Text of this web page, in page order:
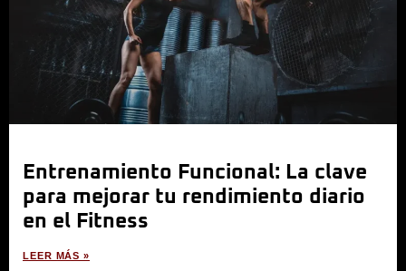
Entrenamiento Funcional: La clave
para mejorar tu rendimiento diario
en el Fitness
LEER MÁS »